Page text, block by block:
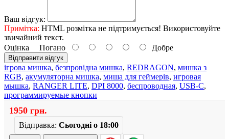
Ваш відгук:
Примітка: HTML розмітка не підтримується! Використовуйте
звичайний текст.
Оцінка Погано Добре
Відправити відгук
ігрова мишка, безпровідна мишка, REDRAGON, мишка з
RGB, акумуляторна мишка, миша для геймерів, игровая
мышка, RANGER LITE, DPI 8000, беспроводная, USB-C,
программируемые кнопки
1950 грн.
Відправка: Сьогодні о 18:00